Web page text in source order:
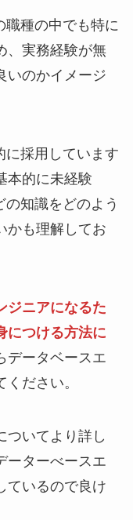
職種の中でも特に
、実務経験が無
いのかイメージ
に採用しています
本的に未経験
知識をどのよう
かも理解してお
ジニアになるた
につける方法に
データベースエ
ださい。
ついてより詳し
ーターべースエ
ているので良け